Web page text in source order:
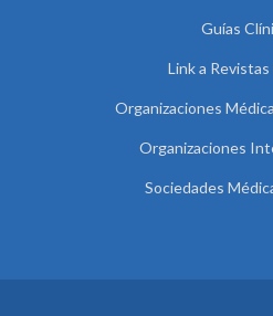
Guías
Link a
Organizaciones
Organizaciones
Sociedades